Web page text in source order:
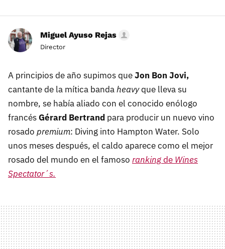
Miguel Ayuso Rejas
Director
A principios de año supimos queJon Bon Jovi,
cantante de la mítica bandaheavyque lleva su
nombre, se había aliado con el conocido enólogo
francésGérard Bertrand para producir un nuevo vino
rosado premium: Diving into Hampton Water. Solo
unos meses después, el caldo aparece como el mejor
rosado del mundo en el famoso rankingde Wines
Spectator´s.